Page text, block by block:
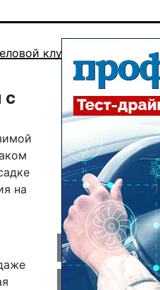
клуб
с
на